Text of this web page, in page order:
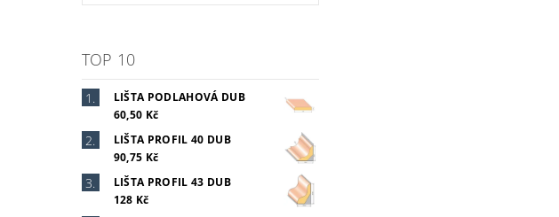
TOP 10
LIŠTA PODLAHOVÁ DUB
60,50 Kč
LIŠTA PROFIL 40 DUB
90,75 Kč
LIŠTA PROFIL 43 DUB
128 Kč